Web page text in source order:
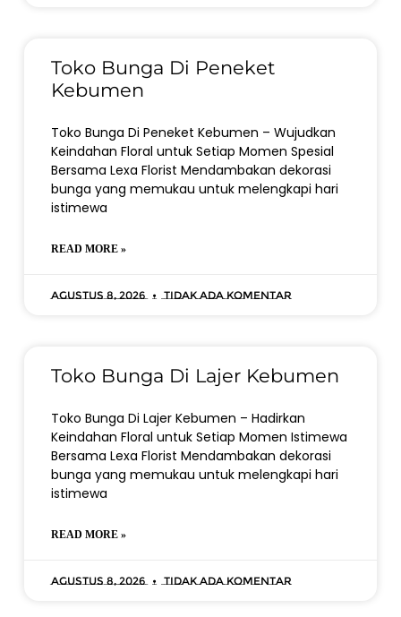
Toko Bunga Di Peneket
Kebumen
Toko Bunga Di Peneket Kebumen – Wujudkan
Keindahan Floral untuk Setiap Momen Spesial
Bersama Lexa Florist Mendambakan dekorasi
bunga yang memukau untuk melengkapi hari
istimewa
READ MORE »
Agustus 8, 2026 Tidak ada komentar
Toko Bunga Di Lajer Kebumen
Toko Bunga Di Lajer Kebumen – Hadirkan
Keindahan Floral untuk Setiap Momen Istimewa
Bersama Lexa Florist Mendambakan dekorasi
bunga yang memukau untuk melengkapi hari
istimewa
READ MORE »
Agustus 8, 2026 Tidak ada komentar